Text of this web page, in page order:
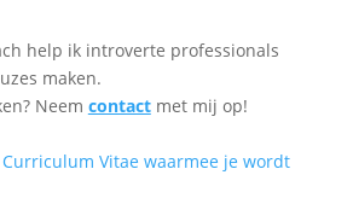
help ik introverte professionals
maken.
Neem contact met mij op!
Curriculum Vitae waarmee je wordt